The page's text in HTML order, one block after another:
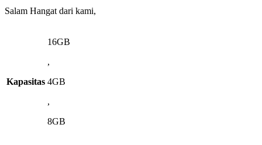
Salam Hangat dari kami,
Kapasitas
16GB
,
4GB
,
8GB